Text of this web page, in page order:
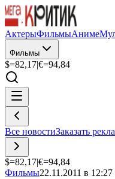
АктерыФильмыАниме
Фильмы
$=82,17|€=94,84
Все новостиЗаказать
$=82,17|€=94,84
Фильмы22.11.2011 в 12:27